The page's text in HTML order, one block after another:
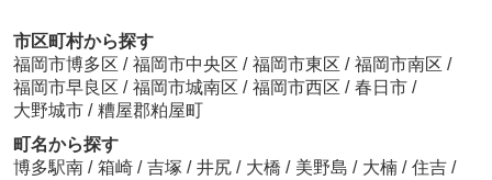
市区町村から探す
福岡市博多区 / 福岡市中央区 / 福岡市東区 / 福岡市南区 /
福岡市早良区 / 福岡市城南区 / 福岡市西区 / 春日市 /
大野城市 / 糟屋郡粕屋町
町名から探す
博多駅南 / 箱崎 / 吉塚 / 井尻 / 大橋 / 美野島 / 大楠 / 住吉 /